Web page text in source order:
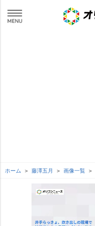
ホーム 藤澤五月 画像一覧